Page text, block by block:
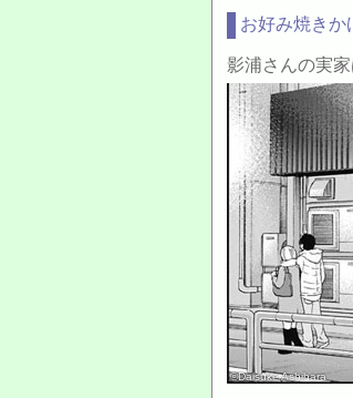
お好み焼きか
影浦さんの実家
©Daisuke Ashihara